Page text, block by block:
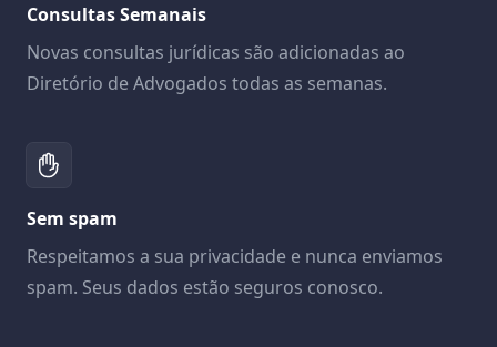
Consultas Semanais
Novas consultas jurídicas são adicionadas ao
Diretório de Advogados todas as semanas.
Sem spam
Respeitamos a sua privacidade e nunca enviamos
spam. Seus dados estão seguros conosco.